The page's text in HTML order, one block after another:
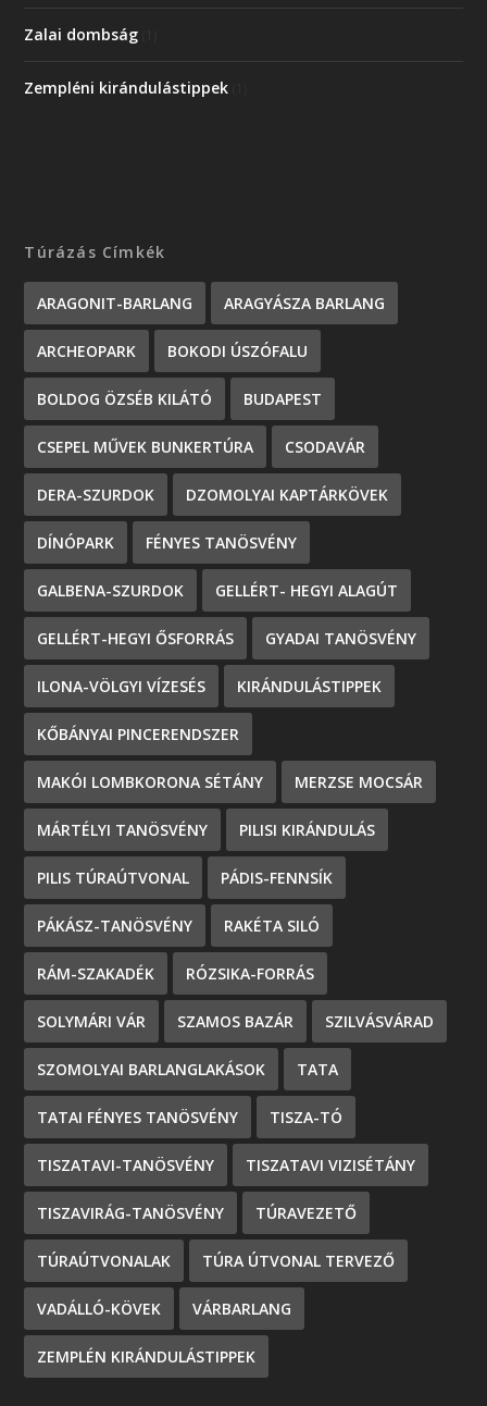
Zalai dombság
Zempléni kirándulástippek
Túrázás Címkék
ARAGONIT-BARLANG ARAGYÁSZA BARLANG
ARCHEOPARK BOKODI ÚSZÓFALU
BOLDOG ÖZSÉB KILÁTÓ BUDAPEST
CSEPEL MŰVEK BUNKERTÚRA CSODAVÁR
DERA-SZURDOK DZOMOLYAI KAPTÁRKÖVEK
DÍNÓPARK FÉNYES TANÖSVÉNY
GALBENA-SZURDOK GELLÉRT- HEGYI ALAGÚT
GELLÉRT-HEGYI ŐSFORRÁS GYADAI TANÖSVÉNY
ILONA-VÖLGYI VÍZESÉS KIRÁNDULÁSTIPPEK
KŐBÁNYAI PINCERENDSZER
MAKÓI LOMBKORONA SÉTÁNY MERZSE MOCSÁR
MÁRTÉLYI TANÖSVÉNY PILISI KIRÁNDULÁS
PILIS TÚRAÚTVONAL PÁDIS-FENNSÍK
PÁKÁSZ-TANÖSVÉNY RAKÉTA SILÓ
RÁM-SZAKADÉK RÓZSIKA-FORRÁS
SOLYMÁRI VÁR SZAMOS BAZÁR SZILVÁSVÁRAD
SZOMOLYAI BARLANGLAKÁSOK TATA
TATAI FÉNYES TANÖSVÉNY TISZA-TÓ
TISZATAVI-TANÖSVÉNY TISZATAVI VIZISÉTÁNY
TISZAVIRÁG-TANÖSVÉNY TÚRAVEZETŐ
TÚRAÚTVONALAK TÚRA ÚTVONAL TERVEZŐ
VADÁLLÓ-KÖVEK VÁRBARLANG
ZEMPLÉN KIRÁNDULÁSTIPPEK